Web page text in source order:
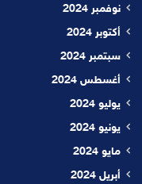
نوفمبر 2024
أكتوبر 2024
سبتمبر 2024
أغسطس 2024
يوليو 2024
يونيو 2024
مايو 2024
أبريل 2024